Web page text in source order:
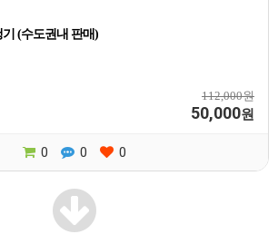
(수도권내 판매)
112,000원
50,000원
0 0 0